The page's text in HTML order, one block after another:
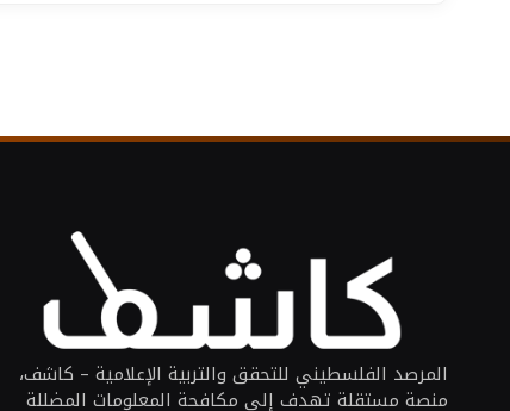
المرصد الفلسطيني للتحقق والتربية الإعلامية – كاشف،
منصة مستقلة تهدف إلى مكافحة المعلومات المضللة